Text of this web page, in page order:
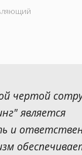
чертой
является
и